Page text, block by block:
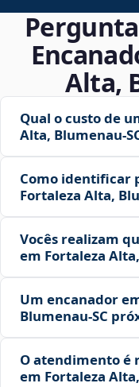
Alta,
Qual o custo de
Alta,
Como identificar
Fortaleza Alta,
Vocês realizam
em Fortaleza
Um encanador
Blumenau‑SC
O atendimento é
em Fortaleza